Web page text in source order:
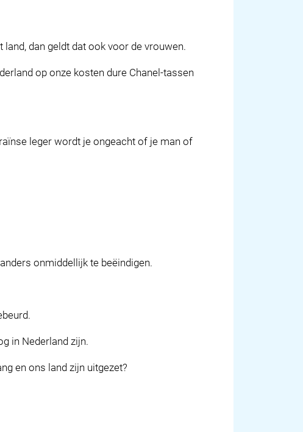
dan geldt dat ook voor de vrouwen.
op onze kosten dure Chanel-tassen
leger wordt je ongeacht of je man of
onmiddellijk te beëindigen.
in Nederland zijn.
en ons land zijn uitgezet?